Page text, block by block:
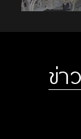
ข่า